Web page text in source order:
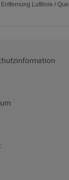
Luftlinie /